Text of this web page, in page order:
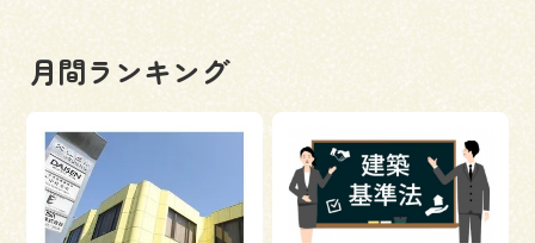
月間ランキング